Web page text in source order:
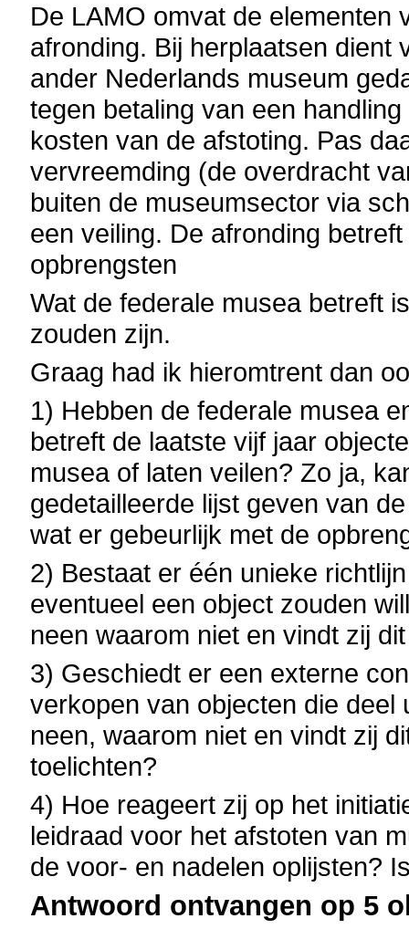
De LAMO omvat de elementen
afronding. Bij herplaatsen dient
ander Nederlands museum
tegen betaling van een
kosten van de afstoting. Pas
vervreemding (de overdracht
buiten de museumsector via
een veiling. De afronding
opbrengsten
Wat de federale musea betreft
zouden zijn.
Graag had ik hieromtrent dan
1) Hebben de federale musea
betreft de laatste vijf jaar
musea of laten veilen? Zo ja,
gedetailleerde lijst geven van
wat er gebeurlijk met de
2) Bestaat er één unieke
eventueel een object zouden
neen waarom niet en vindt zij
3) Geschiedt er een externe
verkopen van objecten die
neen, waarom niet en vindt zij
toelichten?
4) Hoe reageert zij op het
leidraad voor het afstoten van
de voor- en nadelen oplijsten?
Antwoord ontvangen op 5